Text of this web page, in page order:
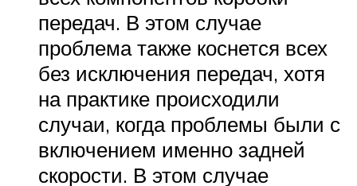
передач. В этом случае
проблема также коснется всех
без исключения передач, хотя
на практике происходили
случаи, когда проблемы были с
включением именно задней
скорости. В этом случае